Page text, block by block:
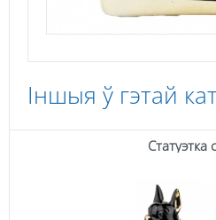
Іншыя ў гэтай
Статуэтка